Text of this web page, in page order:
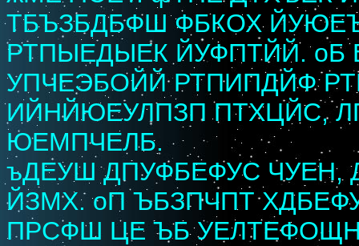
ТБЪЗБДБФШ ФБКОХ
РТПЫЕДЫЕК ЙУФПТЙЙ.
УПЧЕЭБОЙЙ РТПИПДЙФ
ИЙНЙЮЕУЛПЗП ПТХЦЙС,
ЮЕМПЧЕЛБ.
ъДЕУШ ДПУФБЕФУС ЧУЕН,
ЙЗМХ. оП ЪБЗПЧПТ
ПРСФШ ЦЕ ЪБ